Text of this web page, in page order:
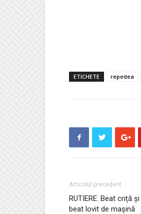
ETICHETE repedea
Articolul precedent
RUTIERE: Beat criță
beat lovit de mașină